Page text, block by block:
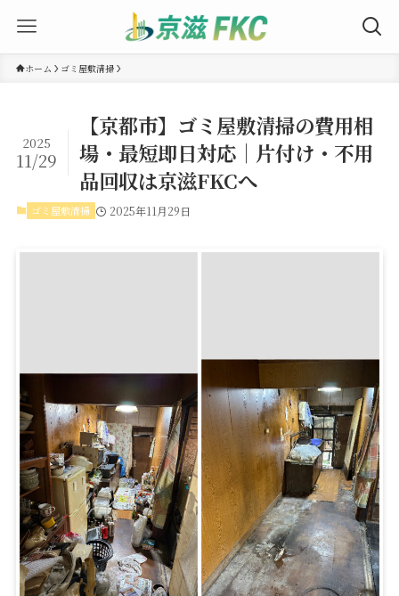
ホーム ゴミ屋敷清掃
【京都市】ゴミ屋敷清掃の費用相
場・最短即日対応｜片付け・不用
品回収は京滋FKCへ
2025
11/29
ゴミ屋敷清掃 2025年11月29日